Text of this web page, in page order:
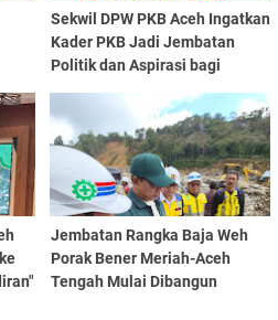
Sekwil DPW PKB Aceh Ingatkan
Kader PKB Jadi Jembatan
Politik dan Aspirasi bagi
Jembatan Rangka Baja Weh
Porak Bener Meriah-Aceh
Tengah Mulai Dibangun